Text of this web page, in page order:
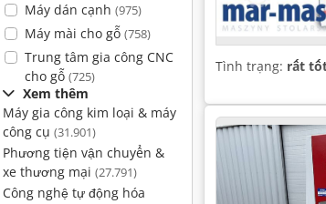
Máy dán cạnh (975)
Máy mài cho gỗ (758)
Trung tâm gia công CNC
cho gỗ (725)
Xem thêm
Máy gia công kim loại & máy
công cụ (31.901)
Phương tiện vận chuyển &
xe thương mại (27.791)
Công nghệ tự động hóa
Tình trạng: rất